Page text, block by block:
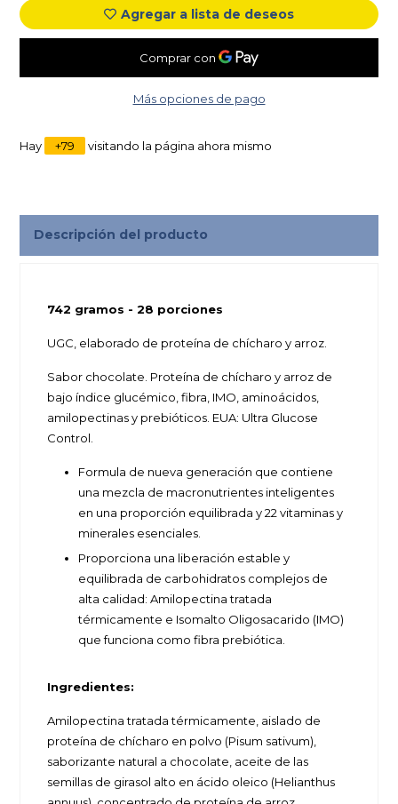
Agregar a lista de deseos
Más opciones de pago
Hay +79 visitando la página ahora mismo
Descripción del producto
742 gramos - 28 porciones
UGC, elaborado de proteína de chícharo y arroz.
Sabor chocolate. Proteína de chícharo y arroz de
bajo índice glucémico, fibra, IMO, aminoácidos,
amilopectinas y prebióticos. EUA: Ultra Glucose
Control.
Formula de nueva generación que contiene
una mezcla de macronutrientes inteligentes
en una proporción equilibrada y 22 vitaminas y
minerales esenciales.
Proporciona una liberación estable y
equilibrada de carbohidratos complejos de
alta calidad: Amilopectina tratada
térmicamente e Isomalto Oligosacarido (IMO)
que funciona como fibra prebiótica.
Ingredientes:
Amilopectina tratada térmicamente, aislado de
proteína de chícharo en polvo (Pisum sativum),
saborizante natural a chocolate, aceite de las
semillas de girasol alto en ácido oleico (Helianthus